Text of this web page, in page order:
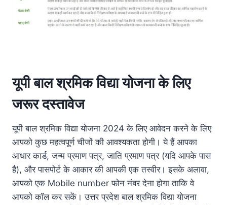
यूपीबाल श्रमिक विद्या योजना के लिए
जरूर दस्तावेज
यूपी बाल श्रमिक विद्या योजना 2024 के लिए आवेदन करने के लिए
आपको कुछ महत्वपूर्ण चीजों की आवश्यकता होगी। ये हैं आपका
आधार कार्ड, जन्म प्रमाण पत्र, जाति प्रमाण पत्र (यदि आपके पास
है), और पासपोर्ट के आकार की आपकी एक तस्वीर। इसके अलावा,
आपको एक Mobile number फोन नंबर देना होगा ताकि वे
आपको कॉल कर सकें। उत्तर प्रदेश बाल श्रमिक विद्या योजना